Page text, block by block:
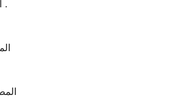
الأمثل DTG الطباعة . طول الألياف بيما القطن هو أيضا أطول من القطن العادي ، مما يجعل سطح الطباعة أكثر سلاسة وأكثر تجانسا .